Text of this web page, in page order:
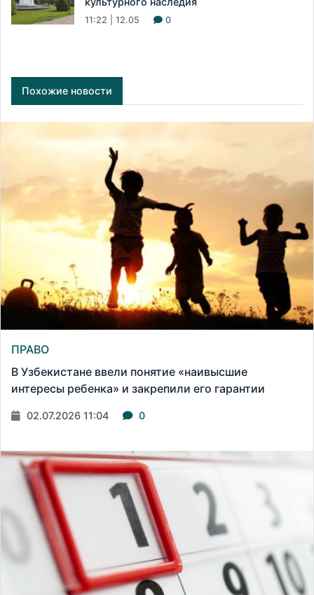
11:22 | 12.05 0
Похожие новости
ПРАВО
В Узбекистане ввели понятие «наивысшие
интересы ребенка» и закрепили его гарантии
02.07.2026 11:04 0